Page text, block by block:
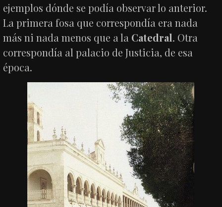
ejemplos dónde se podía observar lo anterior.
La primera fosa que correspondía era nada
más ni nada menos que a la Catedral. Otra
correspondía al palacio de Justicia, de esa
época.